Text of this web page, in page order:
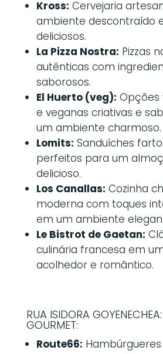
Kross: Cervejaria
ambiente descontraído
deliciosos.
La Pizza Nostra: Pizzas
autênticas com
saborosos.
El Huerto (veg): Opções
e veganas criativas e
um ambiente charmoso.
Lomits: Sanduíches
perfeitos para um
delicioso.
Los Canallas: Cozinha
moderna com toques
em um ambiente
Le Bistrot de Gaetan:
culinária francesa em
acolhedor e romântico.
RUA ISIDORA
GOURMET:
Route66: